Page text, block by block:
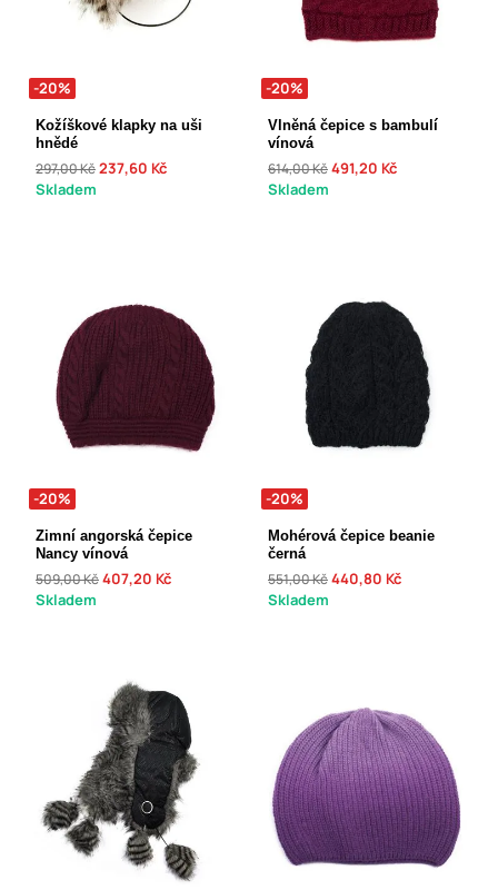
-20%
Kožíškové klapky na uši
hnědé
297,00 Kč237,60 Kč
Skladem
-20%
Vlněná čepice s bambulí
vínová
614,00 Kč491,20 Kč
Skladem
-20%
Zimní angorská čepice
Nancy vínová
509,00 Kč407,20 Kč
Skladem
-20%
Mohérová čepice beanie
černá
551,00 Kč440,80 Kč
Skladem